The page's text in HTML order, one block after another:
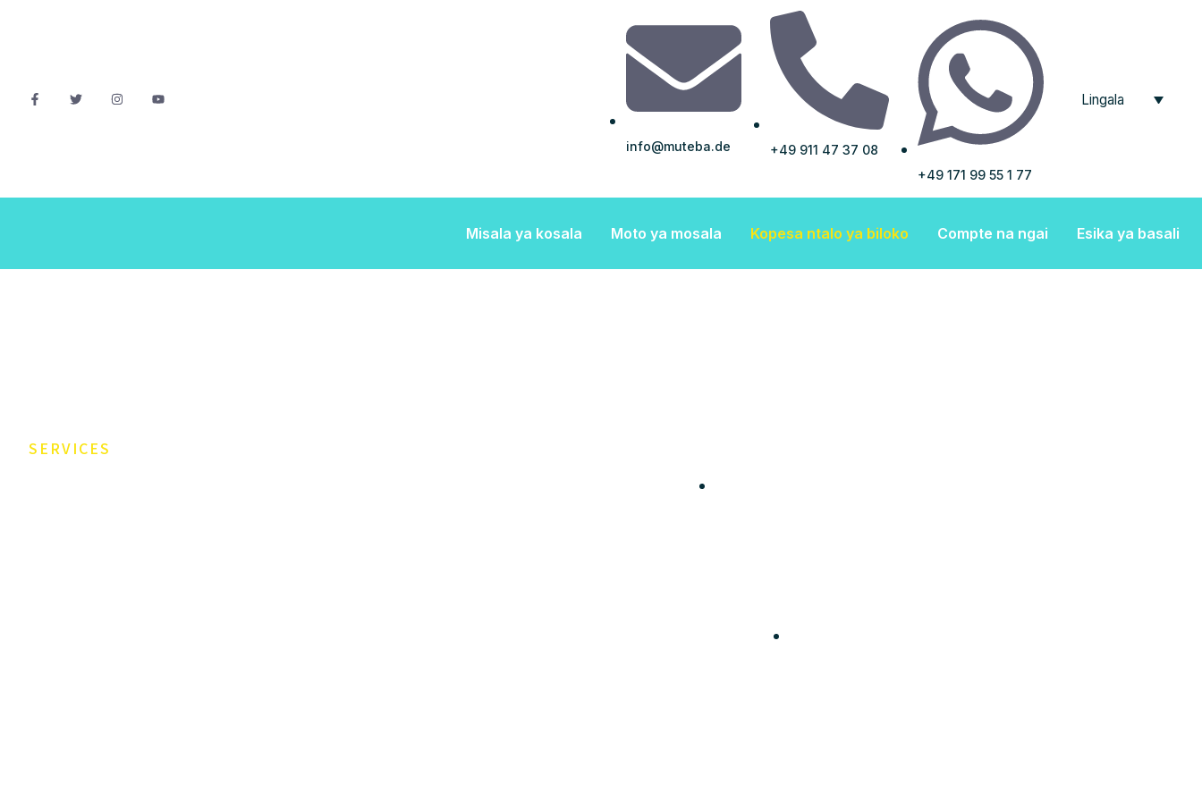
info@muteba.de
+49 911 47 37 08
+49 171 99 55 1 77
Lingala
Misala ya kosala Moto ya mosala Kopesa ntalo ya biloko Compte na ngai Esika ya basali
SERVICES